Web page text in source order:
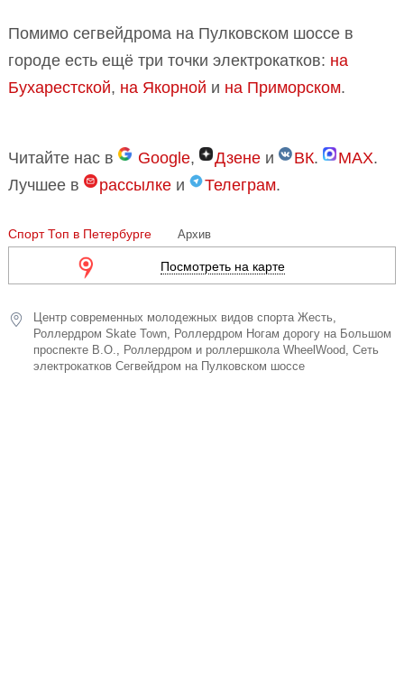
Помимо сегвейдрома на Пулковском шоссе в
городе есть ещё три точки электрокатков: на
Бухарестской, на Якорной и на Приморском.
Читайте нас в Google, Дзене и ВК. MAX.
Лучшее в
рассылке и Телеграм.
Спорт Топ в Петербурге Архив
Посмотреть на карте
Центр современных молодежных видов спорта Жесть,
Роллердром Skate Town, Роллердром Ногам дорогу на Большом
проспекте В.О., Роллердром и роллершкола WheelWood, Сеть
электрокатков Сегвейдром на Пулковском шоссе